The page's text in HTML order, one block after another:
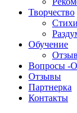
Творчество
Стихи
Обучение
Вопросы -
Отзывы
Партнерка
Контакты